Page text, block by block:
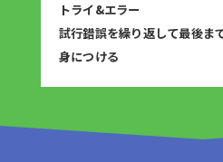
トライ&エラー
試行錯誤を繰り返して最後ま
身につける